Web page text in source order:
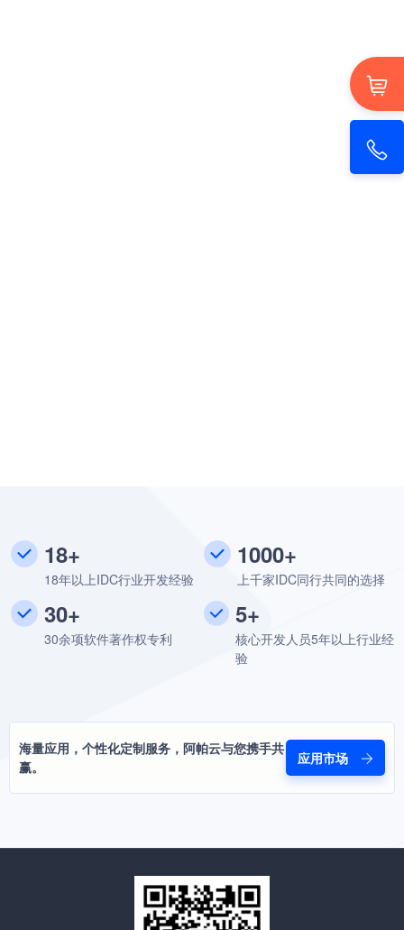
18+
18年以上IDC行业开发经验
1000+
上千家IDC同行共同的选择
30+
30余项软件著作权专利
5+
核心开发人员5年以上行业经
验
海量应用，个性化定制服务，阿帕云与您携手共
赢。
应用市场